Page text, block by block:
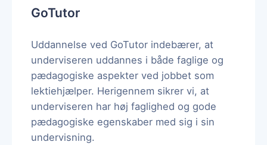
GoTutor
Uddannelse ved GoTutor indebærer, at
underviseren uddannes i både faglige og
pædagogiske aspekter ved jobbet som
lektiehjælper. Herigennem sikrer vi, at
underviseren har høj faglighed og gode
pædagogiske egenskaber med sig i sin
undervisning.